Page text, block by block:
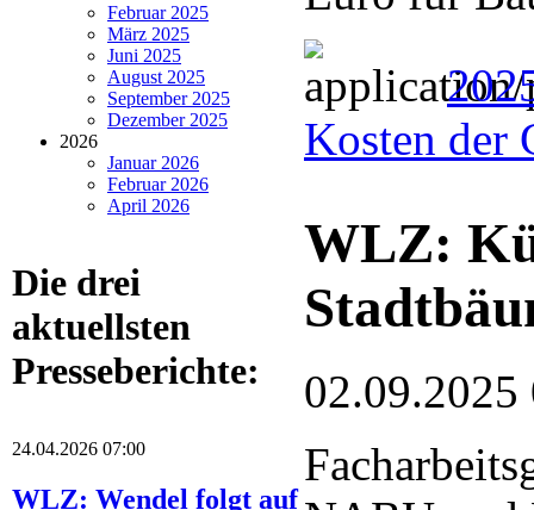
Februar 2025
März 2025
Juni 2025
August 2025
September 2025
Dezember 2025
2026
Januar 2026
Februar 2026
April 2026
Die drei
aktuellsten
Presseberichte:
24.04.2026 07:00
WLZ: Wendel folgt auf
Kosten der
WLZ:
02.09.2025